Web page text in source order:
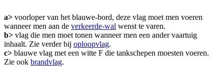
a> voorloper van het blauwe-bord, deze vlag moet men voeren
wanneer men aan de verkeerde-wal wenst te varen.
b> vlag die men moet tonen wanneer men een ander vaartuig
inhaalt. Zie verder bij oploopvlag.
c> blauwe vlag met een witte F die tankschepen moesten voeren.
Zie ook brandvlag.